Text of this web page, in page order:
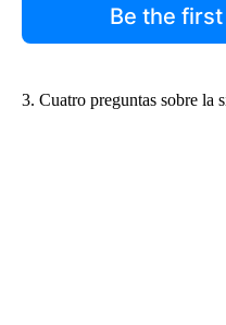
Be the
3. Cuatro preguntas sobre la